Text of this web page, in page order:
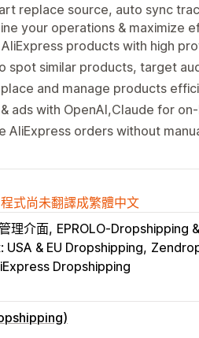
replace source, auto sync
your operations & maximize
products with high
spot similar products, target
and manage products
ads with OpenAI,Claude for
AliExpress orders without
式尚未翻譯成繁體中文
理介面 EPROLO‑Dropshipping
USA & EU Dropshipping
Dropshipping